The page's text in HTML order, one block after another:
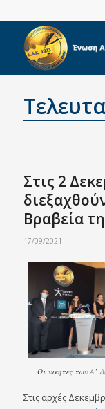
Στις 2
Βραβεία
17/09/2021
Οι νικητές των Α’
Στις αρχές